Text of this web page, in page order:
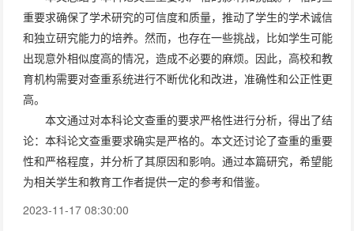
重要求确保了学术研究的可信度和质量，推动了学生的学术诚信
和独立研究能力的培养。然而，也存在一些挑战，比如学生可能
出现意外相似度高的情况，造成不必要的麻烦。因此，高校和教
育机构需要对查重系统进行不断优化和改进，准确性和公正性更
高。
本文通过对本科论文查重的要求严格性进行分析，得出了结
论：本科论文查重要求确实是严格的。本文还讨论了查重的重要
性和严格程度，并分析了其原因和影响。通过本篇研究，希望能
为相关学生和教育工作者提供一定的参考和借鉴。
2023-11-17 08:30:00